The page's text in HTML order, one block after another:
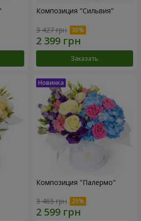
Композиция "Сильвия"
3 427 грн
Заказать
Композиция "Палермо"
3 465 грн